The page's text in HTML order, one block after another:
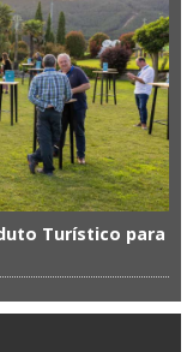
Turístico para